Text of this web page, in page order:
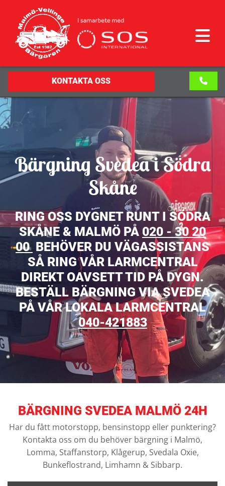
KONTAKTA OSS
Bärgning Svedea i Södra
Skåne
RING OSS DYGNET RUNT I SÖDRA
SKÅNE & MALMÖ PÅ 020 - 30 20
00 BEHÖVER DU VÄGASSISTANS
SÅ RING VÅR LARMCENTRAL
DIREKT OAVSETT TID PÅ DYGN.
BESTÄLL BÄRGNING VIA SVEDEA
PÅ VÅR LOKALA LARMCENTRAL
040-421883
BÄRGNING SVEDEA MALMÖ 24H
Har du fått motorstopp, bensinstopp eller punktering?
Kontakta oss om du behöver bärgning i Malmö,
Lomma, Staffanstorp, Klågerup, Svedala Oxie,
Bunkeflostrand, Limhamn & Sibbarp.